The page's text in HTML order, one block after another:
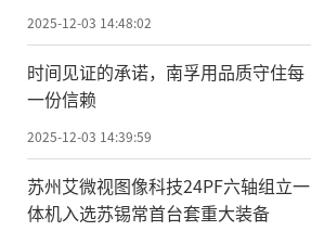
2025-12-03 14:48:02
时间见证的承诺，南孚用品质守住每
一份信赖
2025-12-03 14:39:59
苏州艾微视图像科技24PF六轴组立一
体机入选苏锡常首台套重大装备